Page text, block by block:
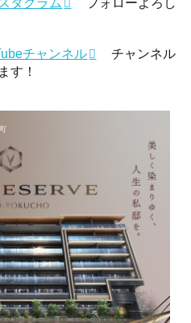
チャンネル
チャンネル
す！